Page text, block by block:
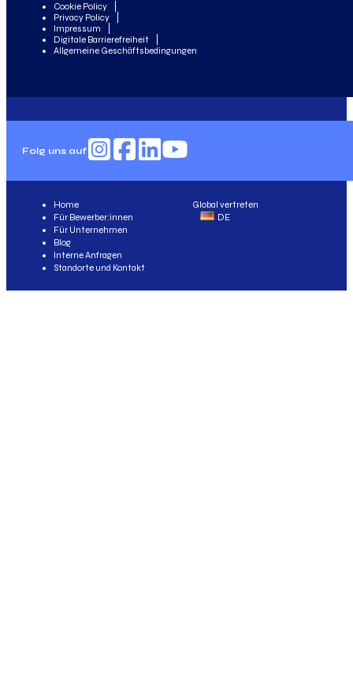
Cookie Policy
Privacy Policy
Impressum
Digitale Barrierefreiheit
Allgemeine Geschäftsbedingungen
Folg uns auf
Global vertreten
DE
Home
Für Bewerber:innen
Für Unternehmen
Blog
Interne Anfragen
Standorte und Kontakt